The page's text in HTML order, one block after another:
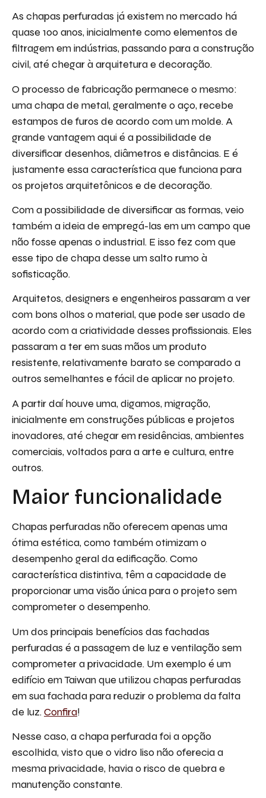
As chapas perfuradas já existem no mercado há
quase 100 anos, inicialmente como elementos de
filtragem em indústrias, passando para a construção
civil, até chegar à arquitetura e decoração.
O processo de fabricação permanece o mesmo:
uma chapa de metal, geralmente o aço, recebe
estampos de furos de acordo com um molde. A
grande vantagem aqui é a possibilidade de
diversificar desenhos, diâmetros e distâncias. E é
justamente essa característica que funciona para
os projetos arquitetônicos e de decoração.
Com a possibilidade de diversificar as formas, veio
também a ideia de empregá-las em um campo que
não fosse apenas o industrial. E isso fez com que
esse tipo de chapa desse um salto rumo à
sofisticação.
Arquitetos, designers e engenheiros passaram a ver
com bons olhos o material, que pode ser usado de
acordo com a criatividade desses profissionais. Eles
passaram a ter em suas mãos um produto
resistente, relativamente barato se comparado a
outros semelhantes e fácil de aplicar no projeto.
A partir daí houve uma, digamos, migração,
inicialmente em construções públicas e projetos
inovadores, até chegar em residências, ambientes
comerciais, voltados para a arte e cultura, entre
outros.
Maior funcionalidade
Chapas perfuradas não oferecem apenas uma
ótima estética, como também otimizam o
desempenho geral da edificação. Como
característica distintiva, têm a capacidade de
proporcionar uma visão única para o projeto sem
comprometer o desempenho.
Um dos principais benefícios das fachadas
perfuradas é a passagem de luz e ventilação sem
comprometer a privacidade. Um exemplo é um
edifício em Taiwan que utilizou chapas perfuradas
em sua fachada para reduzir o problema da falta
de luz.Confira!
Nesse caso, a chapa perfurada foi a opção
escolhida, visto que o vidro liso não oferecia a
mesma privacidade, havia o risco de quebra e
manutenção constante.